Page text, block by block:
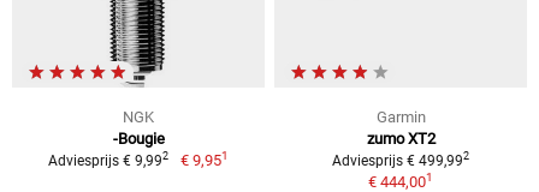
NGK
-Bougie
Adviesprijs € 9,992 € 9,951
Garmin
zumo XT2
Adviesprijs € 499,992
€ 444,001